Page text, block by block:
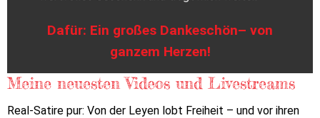
Dafür: Ein großes Dankeschön– von
ganzem Herzen!
Meine neuesten Videos und Livestreams
Real-Satire pur: Von der Leyen lobt Freiheit – und vor ihren